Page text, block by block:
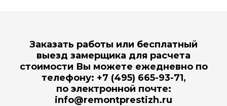
Заказать работы или бесплатный
выезд замерщика для расчета
стоимости Вы можете ежедневно по
телефону: +7 (495) 665-93-71,
по электронной почте:
info@remontprestizh.ru